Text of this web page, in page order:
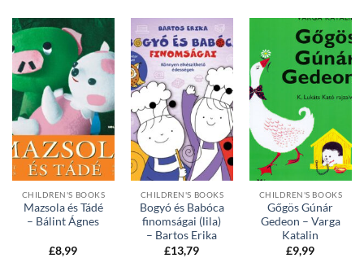
CHILDREN'S BOOKS
Mazsola és Tádé
– Bálint Ágnes
£8,99
CHILDREN'S BOOKS
Bogyó és Babóca
finomságai (lila)
– Bartos Erika
£13,79
CHILDREN'S BOOKS
Gőgös Gúnár
Gedeon – Varga
Katalin
£9,99